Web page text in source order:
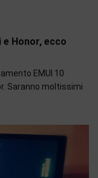
e Honor, ecco
EMUI 10
Saranno moltissimi